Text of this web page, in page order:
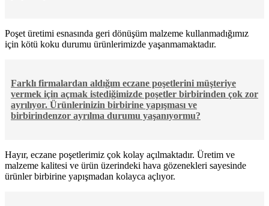
Poşet üretimi esnasında geri dönüşüm malzeme kullanmadığımız
için kötü koku durumu ürünlerimizde yaşanmamaktadır.
Farklı firmalardan aldığım eczane poşetlerini müşteriye
vermek için açmak istediğimizde poşetler birbirinden çok zor
ayrılıyor. Ürünlerinizin birbirine yapışması ve
birbirindenzor ayrılma durumu yaşanıyormu?
Hayır, eczane poşetlerimiz çok kolay açılmaktadır. Üretim ve
malzeme kalitesi ve ürün üzerindeki hava gözenekleri sayesinde
ürünler birbirine yapışmadan kolayca açlıyor.